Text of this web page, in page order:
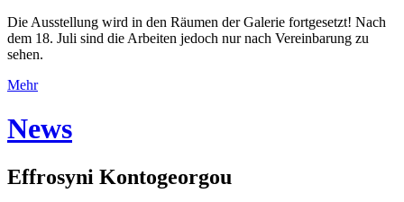
Die Ausstellung wird in den Räumen der Galerie fortgesetzt! Nach
dem 18. Juli sind die Arbeiten jedoch nur nach Vereinbarung zu
sehen.
Mehr
News
Effrosyni Kontogeorgou